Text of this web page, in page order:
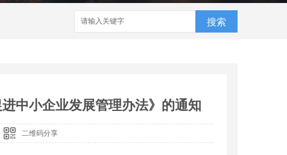
搜索
中小企业发展管理办法》的通知
二维码分享